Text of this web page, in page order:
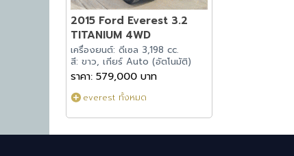
2015 Ford Everest 3.2
TITANIUM 4WD
เครื่องยนต์: ดีเซล 3,198 cc.
สี: ขาว, เกียร์ Auto (อัตโนมัติ)
ราคา: 579,000 บาท
everest ทั้งหมด